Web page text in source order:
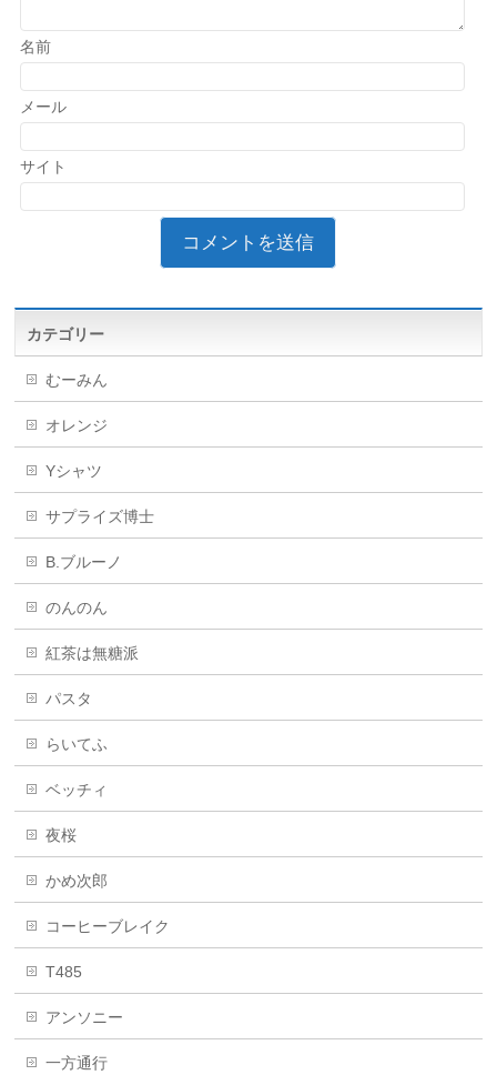
名前
メール
サイト
カテゴリー
むーみん
オレンジ
Yシャツ
サプライズ博士
B.ブルーノ
のんのん
紅茶は無糖派
パスタ
らいてふ
ベッチィ
夜桜
かめ次郎
コーヒーブレイク
T485
アンソニー
一方通行